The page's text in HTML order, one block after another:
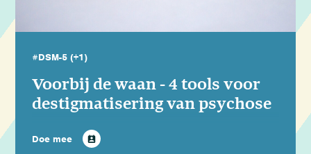
#DSM-5(+1)
Voorbij de waan - 4 tools voor
destigmatisering van psychose
Doe mee